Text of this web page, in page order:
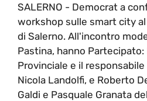
SALERNO - Democrat a
workshop sulle smart city
di Salerno. All'incontro
Pastina, hanno
Provinciale e il
Nicola Landolfi, e Roberto
Galdi e Pasquale Granata